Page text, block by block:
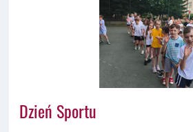
Dzień Sportu